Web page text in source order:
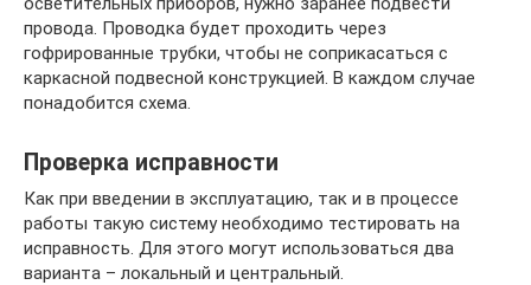
провода. Проводка будет проходить через
гофрированные трубки, чтобы не соприкасаться с
каркасной подвесной конструкцией. В каждом случае
понадобится схема.
Проверка исправности
Как при введении в эксплуатацию, так и в процессе
работы такую систему необходимо тестировать на
исправность. Для этого могут использоваться два
варианта – локальный и центральный.